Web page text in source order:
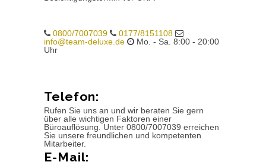
0800/7007039
0177/8151108
info@team-deluxe.de
Mo. - Sa. 8:00 - 20:00
Uhr
Telefon:
Rufen Sie uns an und wir beraten Sie gern
über alle wichtigen Faktoren einer
Büroauflösung. Unter 0800/7007039 erreichen
Sie unsere freundlichen und kompetenten
Mitarbeiter.
E-Mail: